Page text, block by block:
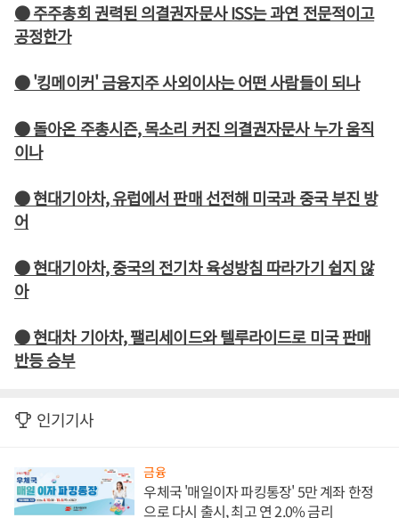
● 주주총회 권력된 의결권자문사 ISS는 과연 전문적이고
공정한가
● '킹메이커' 금융지주 사외이사는 어떤 사람들이 되나
● 돌아온 주총시즌, 목소리 커진 의결권자문사 누가 움직
이나
● 현대기아차, 유럽에서 판매 선전해 미국과 중국 부진 방
어
● 현대기아차, 중국의 전기차 육성방침 따라가기 쉽지 않
아
● 현대차 기아차, 팰리세이드와 텔루라이드로 미국 판매
반등 승부
인기기사
금융
우체국 '매일이자 파킹통장' 5만 계좌 한정
으로 다시 출시, 최고 연 2.0% 금리